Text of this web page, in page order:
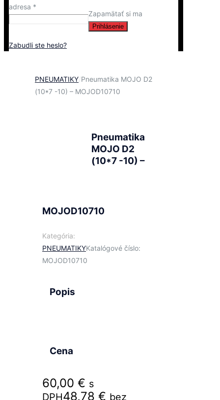
adresa *
Zapamätať si ma
Prihlásenie
Zabudli ste heslo?
PNEUMATIKY/Pneumatika MOJO D2
(10*7 -10) – MOJOD10710
Pneumatika
MOJO D2
(10*7 -10) –
MOJOD10710
Kategória:
PNEUMATIKYKatalógové číslo:
MOJOD10710
Popis
Cena
60,00 € s
DPH48,78 € bez